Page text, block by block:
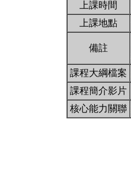
上課時間
上課地點
備註
課程大綱檔案
課程簡介影片
核心能力關聯